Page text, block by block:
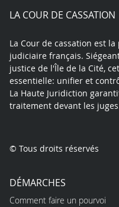
LA COUR DE CASSATION
La Cour de cassation est
judiciaire français.
justice de l'Île de la Cité,
essentielle: unifier et
La Haute Juridiction
traitement devant les
© Tous droits réservés
DÉMARCHES
Comment faire un pourvoi